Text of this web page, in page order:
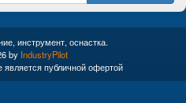
инструмент, оснастка.
by IndustryPilot
публичной офертой